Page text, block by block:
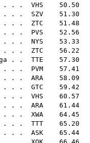
. . . VHS 50.50
. . . SZV 51.30
. . . ZTC 51.48
. . . PVS 52.56
. . . NYS 53.33
. . . ZTC 56.22
. . TTE 57.30
. . . PVM 57.41
. . . ARA 58.09
. . . GTC 59.42
. . . VHS 60.57
. . . ARA 61.44
. . . XWA 64.45
. . . TTT 65.20
. . . ASK 65.44